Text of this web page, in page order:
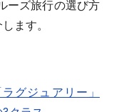
ーズ旅行の選び方
ます。
グジュアリー」